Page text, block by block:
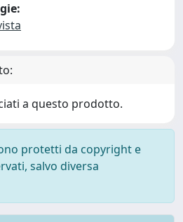
a questo prodotto.
protetti da copyright e
salvo diversa